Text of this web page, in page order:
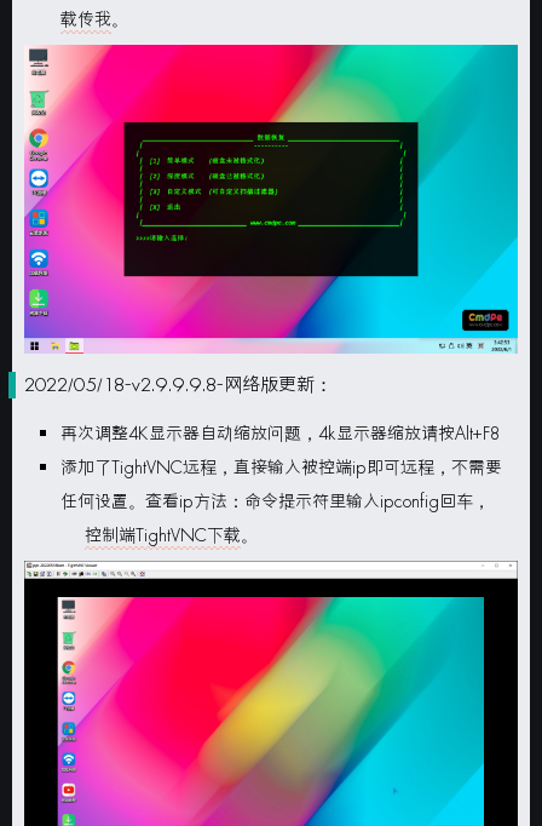
载传我。
2022/05/18-v2.9.9.9.8-网络版更新：
再次调整4K显示器自动缩放问题，4k显示器缩放请按Alt+F8
添加了TightVNC远程，直接输入被控端ip即可远程，不需要
任何设置。查看ip方法：命令提示符里输入ipconfig回车，
控制端TightVNC下载。